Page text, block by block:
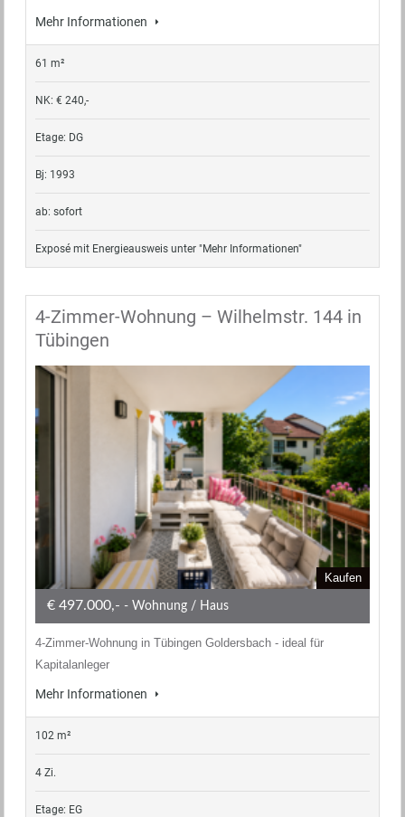
Mehr Informationen
61 m²
NK: € 240,-
Etage: DG
Bj: 1993
ab: sofort
Exposé mit Energieausweis unter "Mehr Informationen"
4-Zimmer-Wohnung – Wilhelmstr. 144 in
Tübingen
Kaufen
€ 497.000,- - Wohnung / Haus
4-Zimmer-Wohnung in Tübingen Goldersbach - ideal für
Kapitalanleger
Mehr Informationen
102 m²
4 Zi.
Etage: EG